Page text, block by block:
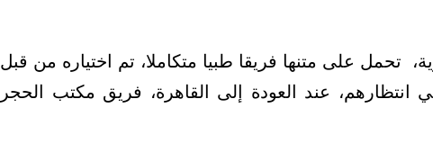
تحمل على متنها فريقا طبيا متكاملا، تم اختياره من قبل
عند العودة إلى القاهرة، فريق مكتب الحجر